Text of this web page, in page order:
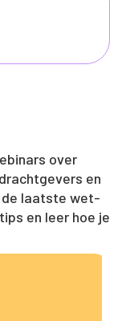
over
en
de laatste wet-
en leer hoe je